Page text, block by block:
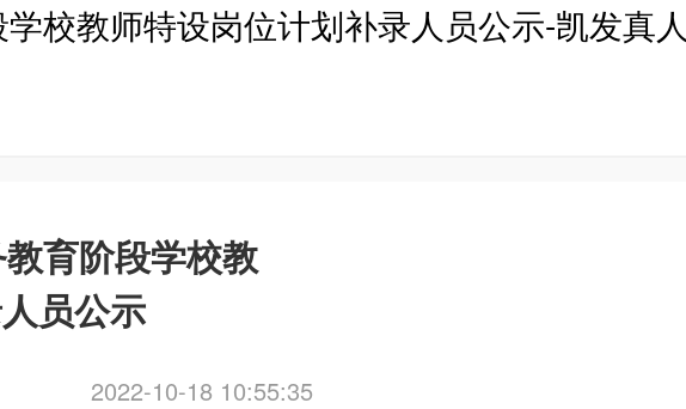
校教师特设岗位计划补录人员公示-凯发真人
育阶段学校教
员公示
2022-10-18 10:55:35